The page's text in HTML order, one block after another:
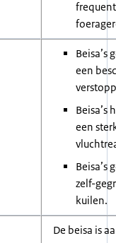
frequent
Beisa’s
een
Beisa’s
een
Beisa’s
zelf-
kuilen.
De beisa is